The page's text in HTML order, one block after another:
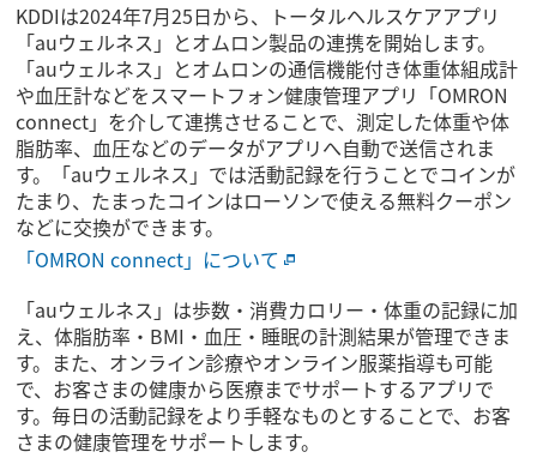
KDDIは2024年7月25日から、トータルヘルスケアアプリ
「auウェルネス」とオムロン製品の連携を開始します。
「auウェルネス」とオムロンの通信機能付き体重体組成計
や血圧計などをスマートフォン健康管理アプリ「OMRON
connect」を介して連携させることで、測定した体重や体
脂肪率、血圧などのデータがアプリへ自動で送信されま
す。「auウェルネス」では活動記録を行うことでコインが
たまり、たまったコインはローソンで使える無料クーポン
などに交換ができます。
「OMRON connect」について
「auウェルネス」は歩数・消費カロリー・体重の記録に加
え、体脂肪率・BMI・血圧・睡眠の計測結果が管理できま
す。また、オンライン診療やオンライン服薬指導も可能
で、お客さまの健康から医療までサポートするアプリで
す。毎日の活動記録をより手軽なものとすることで、お客
さまの健康管理をサポートします。